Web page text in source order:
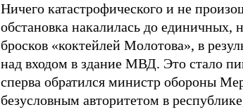
Ничего катастрофического и не
обстановка накалилась до единичных,
бросков «коктейлей Молотова», в
над входом в здание МВД. Это стало
сперва обратился министр обороны
безусловным авторитетом в